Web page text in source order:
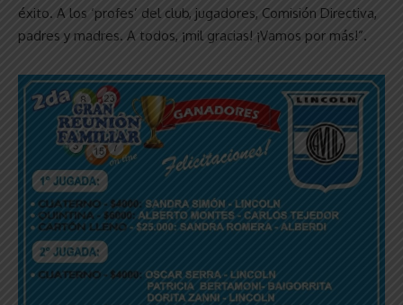
éxito. A los ‘profes’ del club, jugadores, Comisión Directiva,
padres y madres. A todos, ¡mil gracias! ¡Vamos por más!”.